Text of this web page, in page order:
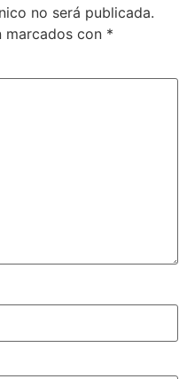
no será publicada.
marcados con *